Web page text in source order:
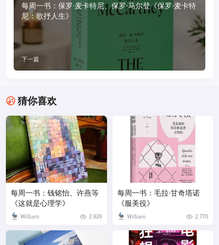
每周一书：保罗·麦卡特尼、保罗·马尔登《保罗·麦卡特
尼：歌抒人生》
下一篇
猜你喜欢
每周一书：钱铭怡、许燕等
《这就是心理学》
William 2,826
每周一书：毛拉·甘奇塔诺
《服美役》
William 2,770